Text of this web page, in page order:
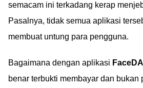
semacam ini terkadang kerap
Pasalnya, tidak semua aplikasi
membuat untung para pengguna.
Bagaimana dengan aplikasi
benar terbukti membayar dan bukan